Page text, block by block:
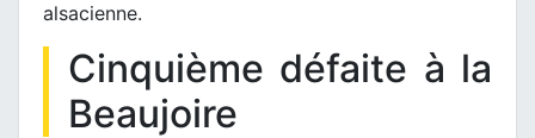
alsacienne.
Cinquième défaite à la
Beaujoire